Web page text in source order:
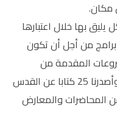
مكان.
بها خلال اعتبارها
برامج من أجل أن تكون
المقدمة من
المؤسسات الثقافة والأفراد للقدس، وأصدرنا 25 كتابا عن القدس
المحاضرات والمعارض